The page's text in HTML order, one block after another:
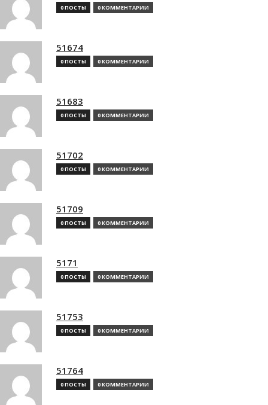
0 ПОСТЫ 0 КОММЕНТАРИИ
51674
0 ПОСТЫ 0 КОММЕНТАРИИ
51683
0 ПОСТЫ 0 КОММЕНТАРИИ
51702
0 ПОСТЫ 0 КОММЕНТАРИИ
51709
0 ПОСТЫ 0 КОММЕНТАРИИ
5171
0 ПОСТЫ 0 КОММЕНТАРИИ
51753
0 ПОСТЫ 0 КОММЕНТАРИИ
51764
0 ПОСТЫ 0 КОММЕНТАРИИ